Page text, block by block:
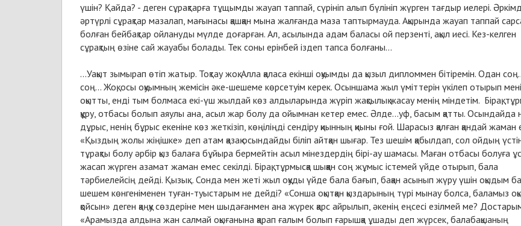
үшін? Қайда? - деген сұрақтарға тұщымды жауап таппай, сүрініп алып бүлініп жүрген тағдыр иелері.
әртүрлі сұрақтар мазалап, мағынасы қашқан мына жалғанда маза таптырмауда. Ақырында жауап таппай
болған бейбақтар ойлануды мүлде доғарған. Ал, асылында адам баласы ой перзенті, ақыл иесі. Кез-келген
сұрақтың өзіне сай жауабы болады. Тек соны ерінбей іздеп тапса болғаны...
...Уақыт зымырап өтіп жатыр. Тоқтау жоқ. Алла қаласа екінші оқуымды да қызыл дипломмен бітіремін. Одан
соң... Жоқ, осы оқуымның жемісін әке-шешеме көрсетуім керек. Осыншама жыл үміттерін үкілеп отырып мені
оқытты, енді тым болмаса екі-үш жылдай көз алдыларында жүріп жақсылық жасау менің міндетім. Бірақ,
құру, отбасы болып аяулы ана, асыл жар болу да ойымнан кетер емес. Әлде...уф, басым қатты. Осындайда
дұрыс, ненің бұрыс екеніне көз жеткізіп, көңіліңді сендіру қиынның қиыны ғой. Шарасыз қалған қандай жаман
«Қыздың жолы жіңішке» деп атам қазақ осындайды біліп айтқан шығар. Тез шешім қабылдап, сол ойдың
тұрақты болу әрбір қыз балаға бұйыра бермейтін асыл мінездердің бірі-ау шамасы. Маған отбасы болуға
жасап жүрген азамат жаман емес секілді. Бірақ, тұрмысқа шыққан соң жұмыс істемей үйде отырып, бала
тәрбиелейсің дейді. Қызық... Сонда мен жеті жыл оқуды үйде бала бағып, бақан асынып жүру үшін оқыдым
шешем көнгеніменен туған-туыстарым не дейді? «Сонша оқытқан қыздарының түрі мынау болса, баламыз
қойсын» деген қаңқу сөздеріне мен шыдағанмен ана жүрек қарс айрылып, әкенің еңсесі езілмей ме?
«Арамызда алдына жан салмай оқығанына қарап ғалым болып ғарышқа ұшады деп жүрсек, балабақшаның